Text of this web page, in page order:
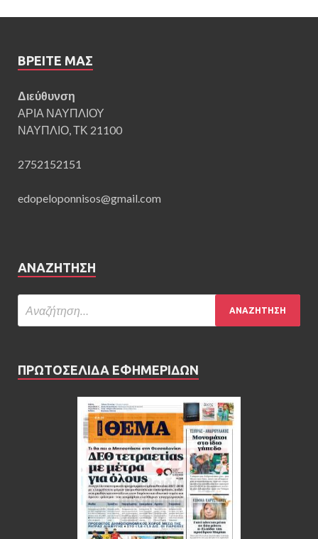
ΒΡΕΊΤΕ ΜΑΣ
Διεύθυνση
ΑΡΙΑ ΝΑΥΠΛΙΟΥ
ΝΑΥΠΛΙΟ, ΤΚ 21100
2752152151
edopeloponnisos@gmail.com
ΑΝΑΖΉΤΗΣΗ
ΠΡΩΤΟΣΕΛΙΔΑ ΕΦΗΜΕΡΙΔΩΝ